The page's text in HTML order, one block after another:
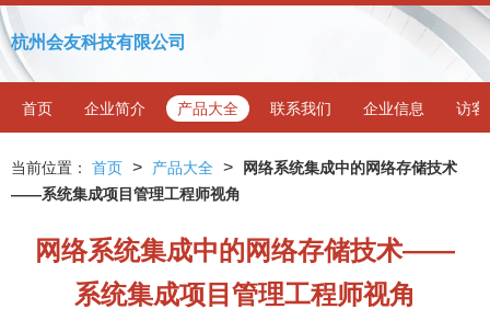
杭州会友科技有限公司
首页 企业简介 产品大全 联系我们 企业信息 访客
当前位置： 首页 > 产品大全 >
网络系统集成中的网络存储技术
——系统集成项目管理工程师视角
网络系统集成中的网络存储技术——
系统集成项目管理工程师视角